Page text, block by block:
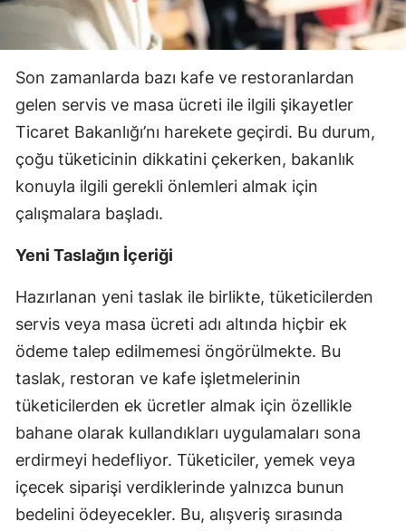
Denizli
Edirne
Elazığ
Erzincan
Gaziantep
Giresun
Gümüşhane
Hakkari
Hatay
Mersin
Son zamanlarda bazı kafe ve restoranlardan
gelen servis ve masa ücreti ile ilgili şikayetler
Ticaret Bakanlığı’nı harekete geçirdi. Bu durum,
çoğu tüketicinin dikkatini çekerken, bakanlık
konuyla ilgili gerekli önlemleri almak için
çalışmalara başladı.
Yeni Taslağın İçeriği
Hazırlanan yeni taslak ile birlikte, tüketicilerden
servis veya masa ücreti adı altında hiçbir ek
ödeme talep edilmemesi öngörülmekte. Bu
taslak, restoran ve kafe işletmelerinin
tüketicilerden ek ücretler almak için özellikle
bahane olarak kullandıkları uygulamaları sona
erdirmeyi hedefliyor. Tüketiciler, yemek veya
içecek siparişi verdiklerinde yalnızca bunun
bedelini ödeyecekler. Bu, alışveriş sırasında